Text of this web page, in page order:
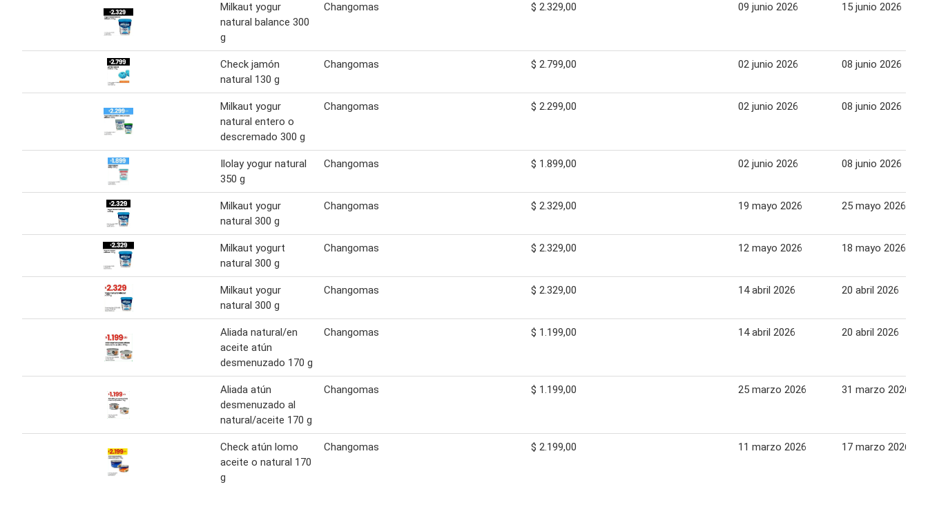
Milkaut yogur
natural balance 300
g
Changomas $ 2.329,00 09 junio 2026 15 junio 2026
Check jamón
natural 130 g
Changomas $ 2.799,00 02 junio 2026 08 junio 2026
Milkaut yogur
natural entero o
descremado 300 g
Changomas $ 2.299,00 02 junio 2026 08 junio 2026
Ilolay yogur natural
350 g
Changomas $ 1.899,00 02 junio 2026 08 junio 2026
Milkaut yogur
natural 300 g
Changomas $ 2.329,00 19 mayo 2026 25 mayo 2026
Milkaut yogurt
natural 300 g
Changomas $ 2.329,00 12 mayo 2026 18 mayo 2026
Milkaut yogur
natural 300 g
Changomas $ 2.329,00 14 abril 2026 20 abril 2026
Aliada natural/en
aceite atún
desmenuzado 170 g
Changomas $ 1.199,00 14 abril 2026 20 abril 2026
Aliada atún
desmenuzado al
natural/aceite 170 g
Changomas $ 1.199,00 25 marzo 2026 31 marzo 2026
Check atún lomo
aceite o natural 170
g
Changomas $ 2.199,00 11 marzo 2026 17 marzo 2026